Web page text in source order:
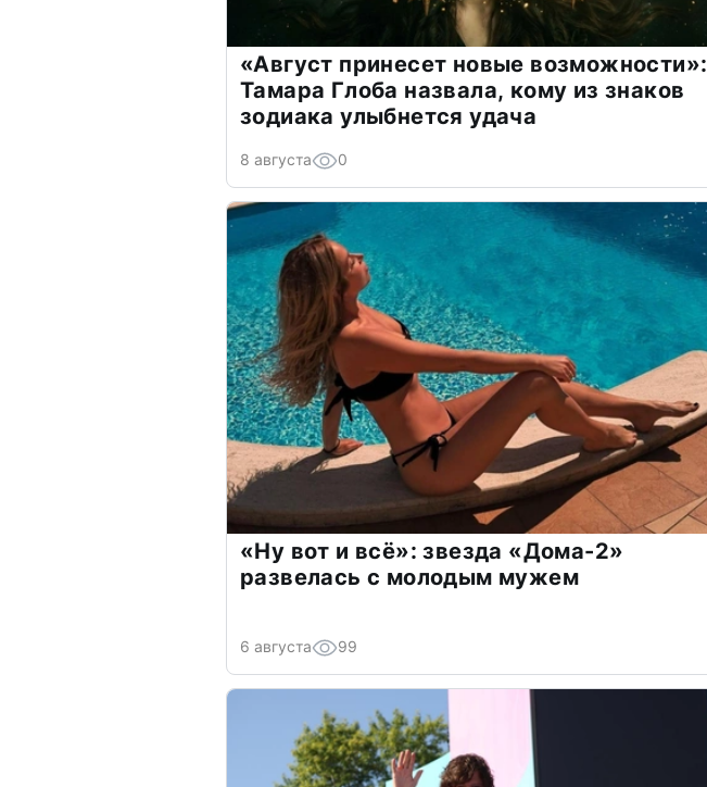
«Август принесет новые возможности»:
Тамара Глоба назвала, кому из знаков
зодиака улыбнется удача
8 августа 0
«Ну вот и всё»: звезда «Дома-2»
развелась с молодым мужем
6 августа 99